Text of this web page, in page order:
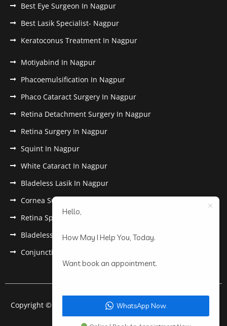
Best Eye Surgeon In Nagpur
Best Lasik Specialist- Nagpur
Keratoconus Treatment In Nagpur
Motiyabind In Nagpur
Phacoemulsification In Nagpur
Phaco Cataract Surgery In Nagpur
Retina Detachment Surgery In Nagpur
Retina Surgery In Nagpur
Squint In Nagpur
White Cataract In Nagpur
Bladeless Lasik In Nagpur
Cornea Surgery In Nagpur
Retina Specialist In Nagpur
Bladeless Lasik Treatment in Nagpur
Conjunctivitis In Nagpur
Copyright © 2022 Anantwar Eye Hospital. All rights reserved.
Hello,
How May I Help You, Today.
Want book an appointment.
WhatsApp Now.